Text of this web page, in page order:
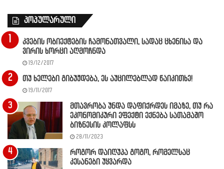
პოპულარული
კვების ობიექტების ჩამონათვალი, სადაც ცხენისა და
ვირის ხორცი აღმოჩნდა
19/12/2017
თუ ხელები გიბუჟდება, ეს აუცილებლად წაიკითხე!
19/11/2017
მთავრობა უნდა დაფიქრდეს იმაზე, თუ რა
ეკონომიკური ეფექტი ექნება სათამაშო
ბიზნესის კოლაფსს
28/11/2023
როგორ დაიღუპა გოგო, რომელსაც
კესანები უყვარდა